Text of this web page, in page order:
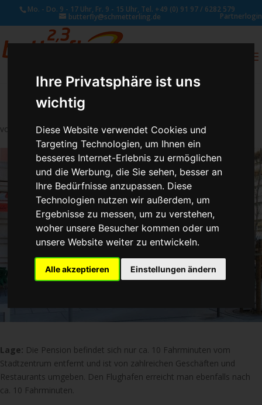
Ihre Privatsphäre ist uns
wichtig
Diese Website verwendet Cookies und
Targeting Technologien, um Ihnen ein
besseres Internet-Erlebnis zu ermöglichen
und die Werbung, die Sie sehen, besser an
Ihre Bedürfnisse anzupassen. Diese
Technologien nutzen wir außerdem, um
Ergebnisse zu messen, um zu verstehen,
woher unsere Besucher kommen oder um
unsere Website weiter zu entwickeln.
Alle akzeptieren Einstellungen ändern
Mo. - Do. 9 - 17 Uhr, Fr. 9 - 15 Uhr, Tel. +49 (0) 91 97 / 6282 579
butterfly@schmetterling.de Partnerlogin
von Schmetterling Administrator|Aug. 2, 2017
Lage: Die Pension befindet sich nur ca. 10 Fahrminuten vom
Stadtzentrum entfernt und ist von zahlreichen Geschäften und
Restaurants umgeben. Den Flughafen erreicht man ebenfalls nach
ca. 10 Fahrminuten.